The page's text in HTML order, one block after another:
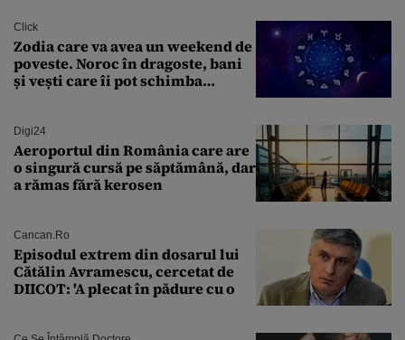
Click
Zodia care va avea un weekend de
poveste. Noroc în dragoste, bani
și vești care îi pot schimba
Digi24
Aeroportul din România care are
o singură cursă pe săptămână, dar
a rămas fără kerosen
Cancan.ro
Episodul extrem din dosarul lui
Cătălin Avramescu, cercetat de
DIICOT: 'A plecat în pădure cu o